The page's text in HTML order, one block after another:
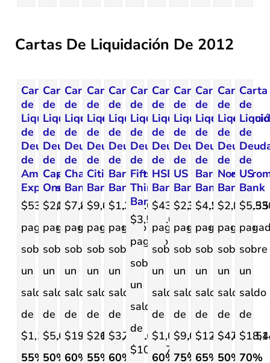
Cartas De Liquidación De 2012
Carta
de
Liquidación
de
Deuda
de
American
Express
$530.00
pagado
sobre
un
saldo
de
$1,174.88.
55%
Carta
de
Liquidación
de
Deuda
de
Capital
One
$2,818.44
pagado
sobre
un
saldo
de
$5,636.63.
50%
Carta
de
Liquidación
de
Deuda
de
Chase
Bank
$7,875.00
pagado
sobre
un
saldo
de
$19,706.19.
60%
Carta
de
Liquidación
de
Deuda
de
Citi
Bank
$9,499.32
pagado
sobre
un
saldo
de
$21,117.90.
55%
Carta
de
Liquidación
de
Deuda
de
Barclays
Bank
$1,361.00
pagado
sobre
un
saldo
de
$3,400.67.
60%
Carta
de
Liquidación
de
Deuda
de
Fifth
Third
Bank
$3,560.00
pagado
sobre
un
saldo
de
$10,017.09.
Carta
de
Liquidación
de
Deuda
de
HSBC
Bank
$431.53
pagado
sobre
un
saldo
de
$1,078.83.
60%
Carta
de
Liquidación
de
Deuda
de
US
Bank
$2,261.92
pagado
sobre
un
saldo
de
$9,046.48.
75%
Carta
de
Liquidación
de
Deuda
de
Barclays
Bank
$4,217.00
pagado
sobre
un
saldo
de
$12,047.00.
65%
Carta
de
de
Deuda
de
Bank
$2,334.35
pagado
sobre
un
saldo
de
50%
Carta
de
de
de
US
Bank
sobre
un
saldo
de
70%